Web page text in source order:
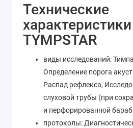
Технические
характеристики
TYMPSTAR
виды исследований:
Определение порога
Распад рефлекса,
слуховой трубы (при
и перфорированной
протоколы: